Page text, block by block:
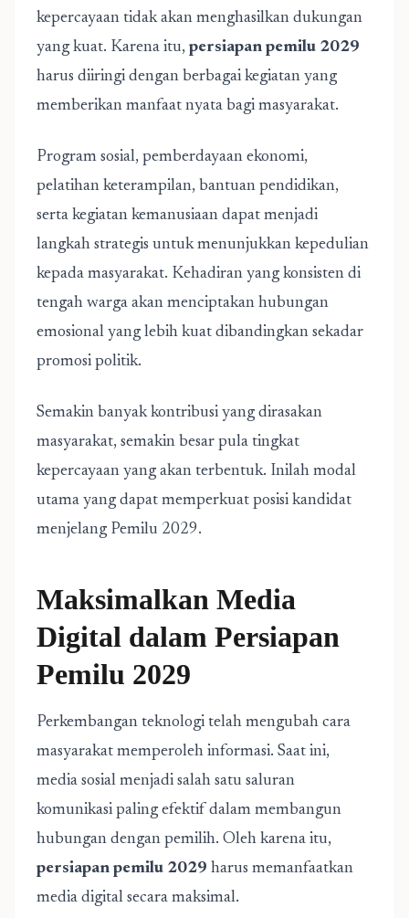
kepercayaan tidak akan menghasilkan dukungan
yang kuat. Karena itu, persiapan pemilu 2029
harus diiringi dengan berbagai kegiatan yang
memberikan manfaat nyata bagi masyarakat.
Program sosial, pemberdayaan ekonomi,
pelatihan keterampilan, bantuan pendidikan,
serta kegiatan kemanusiaan dapat menjadi
langkah strategis untuk menunjukkan kepedulian
kepada masyarakat. Kehadiran yang konsisten di
tengah warga akan menciptakan hubungan
emosional yang lebih kuat dibandingkan sekadar
promosi politik.
Semakin banyak kontribusi yang dirasakan
masyarakat, semakin besar pula tingkat
kepercayaan yang akan terbentuk. Inilah modal
utama yang dapat memperkuat posisi kandidat
menjelang Pemilu 2029.
Maksimalkan Media
Digital dalam Persiapan
Pemilu 2029
Perkembangan teknologi telah mengubah cara
masyarakat memperoleh informasi. Saat ini,
media sosial menjadi salah satu saluran
komunikasi paling efektif dalam membangun
hubungan dengan pemilih. Oleh karena itu,
persiapan pemilu 2029 harus memanfaatkan
media digital secara maksimal.